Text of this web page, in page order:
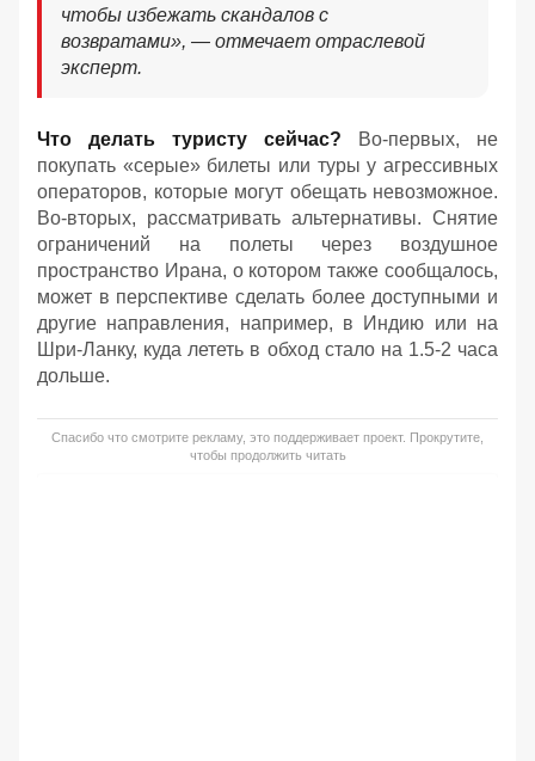
чтобы избежать скандалов с
возвратами», — отмечает отраслевой
эксперт.
Что делать туристу сейчас? Во-первых, не
покупать «серые» билеты или туры у агрессивных
операторов, которые могут обещать невозможное.
Во-вторых, рассматривать альтернативы. Снятие
ограничений на полеты через воздушное
пространство Ирана, о котором также сообщалось,
может в перспективе сделать более доступными и
другие направления, например, в Индию или на
Шри-Ланку, куда лететь в обход стало на 1.5-2 часа
дольше.
Спасибо что смотрите рекламу, это поддерживает проект. Прокрутите,
чтобы продолжить читать